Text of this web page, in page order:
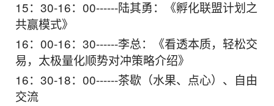
15：30-16：00------陆其勇：《孵化联盟计划之
共赢模式》
16：00-16：30------李总：《看透本质，轻松交
易，太极量化顺势对冲策略介绍》
16：30-18：00------茶歇（水果、点心）、自由
交流